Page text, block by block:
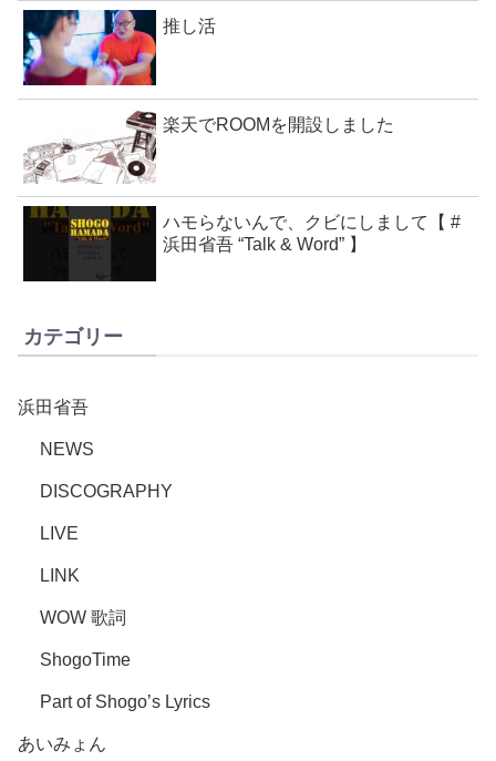
推し活
楽天でROOMを開設しました
ハモらないんで、クビにしまして【 #
浜田省吾 “Talk & Word” 】
カテゴリー
浜田省吾
NEWS
DISCOGRAPHY
LIVE
LINK
WOW 歌詞
ShogoTime
Part of Shogo’s Lyrics
あいみょん